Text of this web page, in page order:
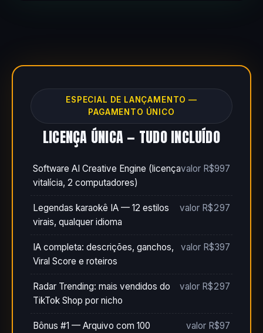
ESPECIAL DE LANÇAMENTO —
PAGAMENTO ÚNICO
LICENÇA ÚNICA — TUDO INCLUÍDO
Software AI Creative Engine (licença
vitalícia, 2 computadores)
valor R$997
Legendas karaokê IA — 12 estilos
virais, qualquer idioma
valor R$297
IA completa: descrições, ganchos,
Viral Score e roteiros
valor R$397
Radar Trending: mais vendidos do
TikTok Shop por nicho
valor R$297
Bônus #1 — Arquivo com 100 valor R$97